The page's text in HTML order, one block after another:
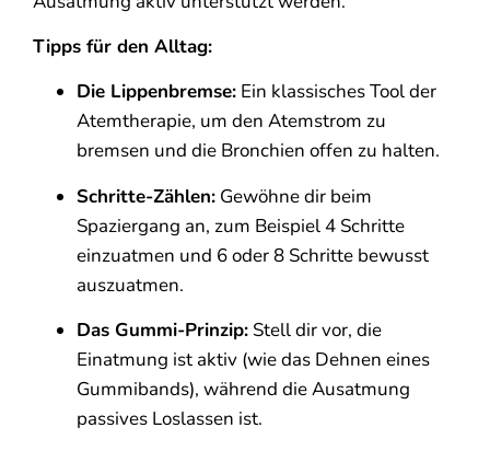
Tipps für den Alltag:
Die Lippenbremse: Ein klassisches Tool der
Atemtherapie, um den Atemstrom zu
bremsen und die Bronchien offen zu halten.
Schritte-Zählen: Gewöhne dir beim
Spaziergang an, zum Beispiel 4 Schritte
einzuatmen und 6 oder 8 Schritte bewusst
auszuatmen.
Das Gummi-Prinzip: Stell dir vor, die
Einatmung ist aktiv (wie das Dehnen eines
Gummibands), während die Ausatmung
passives Loslassen ist.